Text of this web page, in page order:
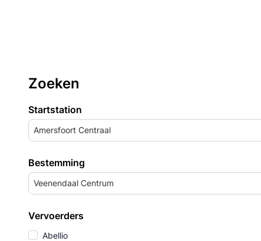
Zoeken
Startstation
Amersfoort Centraal
Bestemming
Veenendaal Centrum
Vervoerders
Abellio